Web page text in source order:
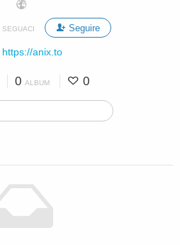
SEGUACI Seguire
https://anix.to
0 ALBUM 0